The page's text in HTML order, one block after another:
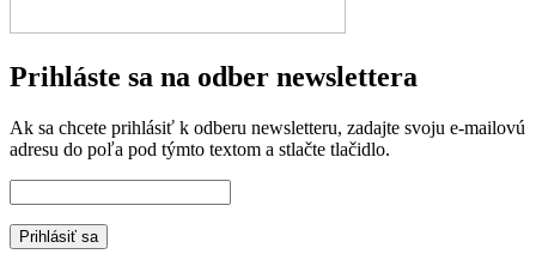
Prihláste sa na odber newslettera
Ak sa chcete prihlásiť k odberu newsletteru, zadajte svoju e-mailovú
adresu do poľa pod týmto textom a stlačte tlačidlo.